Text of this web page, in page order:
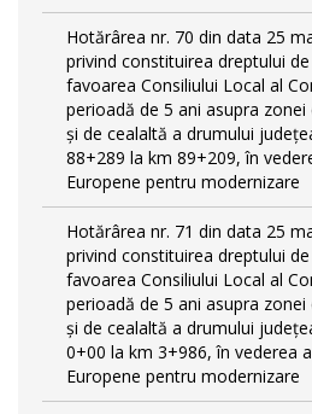
Hotărârea nr. 70 din data 25
privind constituirea dreptului
favoarea Consiliului Local al
perioadă de 5 ani asupra
și de cealaltă a drumului
88+289 la km 89+209, în
Europene pentru modernizare
Hotărârea nr. 71 din data 25
privind constituirea dreptului
favoarea Consiliului Local al
perioadă de 5 ani asupra
și de cealaltă a drumului
0+00 la km 3+986, în vederea
Europene pentru modernizare